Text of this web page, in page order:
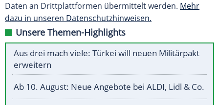
Daten an Drittplattformen übermittelt werden. Mehr
dazu in unseren Datenschutzhinweisen.
Unsere Themen-Highlights
Aus drei mach viele: Türkei will neuen Militärpakt
erweitern
Ab 10. August: Neue Angebote bei ALDI, Lidl & Co.